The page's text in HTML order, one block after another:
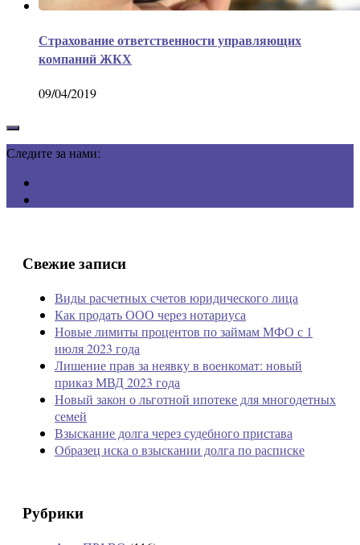
Страхование ответственности управляющих
компаний ЖКХ
09/04/2019
Следите за нами:
Свежие записи
Виды расчетных счетов юридического лица
Как продать ООО через нотариуса
Новые лимиты процентов по займам МФО с 1
июля 2023 года
Лишение прав за неявку в военкомат: новый
приказ МВД 2023 года
Новый закон о льготной ипотеке для многодетных
семей
Взыскание долга через судебного пристава
Образец иска о взыскании долга по расписке
Рубрики